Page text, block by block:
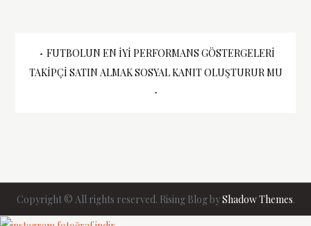
Yazı
FUTBOLUN EN İYI PERFORMANS GÖSTERGELERI
TAKIPÇI SATIN ALMAK SOSYAL KANIT OLUŞTURUR MU
Copyright © All rights reserved. Rising Blog byShadow Themes.